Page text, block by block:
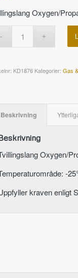
Oxygen/
KD1876 Kategorier:Gas
Beskrivning
Oxygen/
-
kraven enligt